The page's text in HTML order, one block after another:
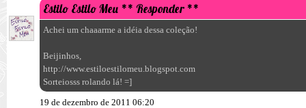
Estilo Estilo Meu ** Responder **
Achei um chaaarme a idéia dessa coleção!
Beijinhos,
http://www.estiloestilomeu.blogspot.com
Sorteiosss rolando lá! =]
19 de dezembro de 2011 06:20